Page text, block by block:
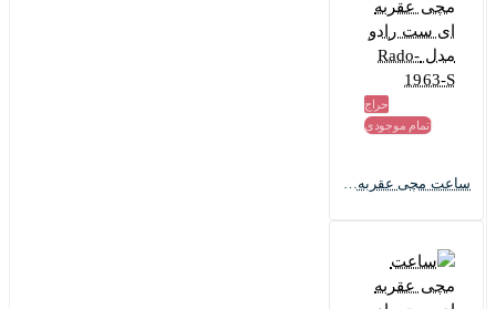
حراج
اتمام موجودی
ساعت مچی عقربه ای ست رادو مدل Rado-1963-S